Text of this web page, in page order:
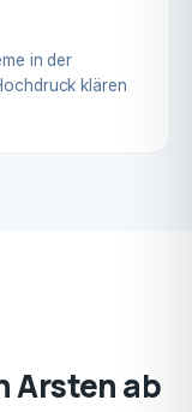
in der
klären
Arsten ab